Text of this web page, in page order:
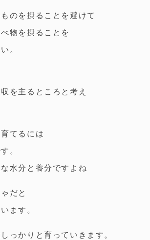
のを摂ることを避けて
物を摂ることを
。
を主るところと考え
てるには
。
水分と養分ですよね
だと
ます。
っかりと育っていきます。